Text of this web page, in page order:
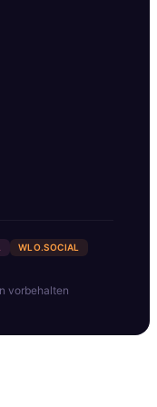
WLO.SOCIAL
vorbehalten